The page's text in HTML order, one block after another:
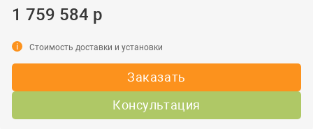
1 759 584 р
Заказать
Консультация
i Стоимость доставки и установки